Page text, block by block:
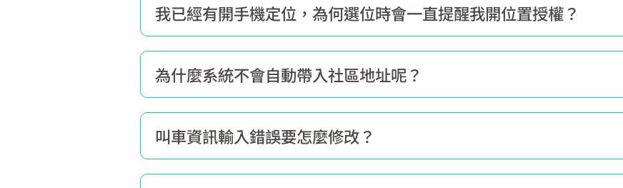
我已經有開手機定位，為何選位時會一直提醒我開位置授權？​
為什麼系統不會自動帶入社區地址呢？
叫車資訊輸入錯誤要怎麼修改？